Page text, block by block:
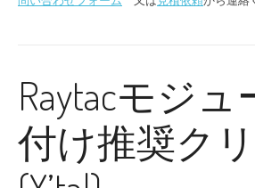
Raytacモジ
付け推奨ク